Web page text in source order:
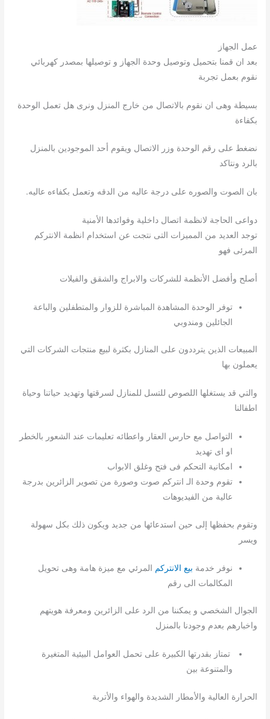
عمل الجهاز
بعد ان قمنا بتحميل وتوصيل وحدة الجهاز و توصيلها بمصدر كهربائي
نقوم بعمل تجربة
بسيطة وهى ان نقوم بالاتصال من خارج المنزل ونرى هل تعمل الوحدة
بكفاءة
نضغط على رقم الوحدة وزر الاتصال ويقوم أحد الموجودين بالمنزل
بالرد ونتاكد
بان الصوت والصوره على درجة عاليه من الدقه وتعمل بكفاءه عاليه.
دواعى الحاجة لانظمة اتصال داخلية وفوائدها الأمنية
توجد العديد من المميزات التى نتجت عن استخدام انظمة الانتركم
المرئى فهو
أصلح وأفضل الأنظمة للشركات والابراج والشقق والفيلات
توفر الوحدة المشاهدة المباشرة للزوار والمتطفلين والباعة
الجائلين ومندوبي
المبيعات الذين يترددون على المنازل بكثرة لبيع منتجات الشركات التي
يعملون بها
والتي قد يستغلها اللصوص للتسل للمنازل لسرقتها وتهديد حياتنا وحياة
اطفالنا
التواصل مع حارس العقار واعطائه تعليمات عند الشعور بالخطر
او اى تهديد
امكانية التحكم فى فتح وغلق الابواب
تقوم وحدة الـ انتركم صوت وصورة من تصوير الزائرين بدرجة
عالية من الفيديوهات
وتقوم بحفظها إلى حين استدعائها من جديد ويكون ذلك بكل سهولة
ويسر
نوفر خدمة بيع الانتركم المرئي مع ميزة هامة وهى تحويل
المكالمات الى رقم
الجوال الشخصي و يمكننا من الرد على الزائرين ومعرفة هويتهم
واخبارهم بعدم وجودنا بالمنزل
تمتاز بقدرتها الكبيرة على تحمل العوامل البيئية المتغيرة
والمتنوعة بين
الحرارة العالية والأمطار الشديدة والهواء والأتربة